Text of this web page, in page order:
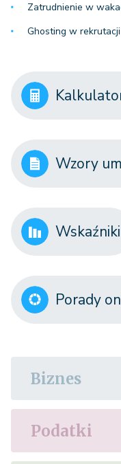
Zatrudnienie w
Ghosting w
Wzory
Wskaźniki
Porady
Biznes
Podatki